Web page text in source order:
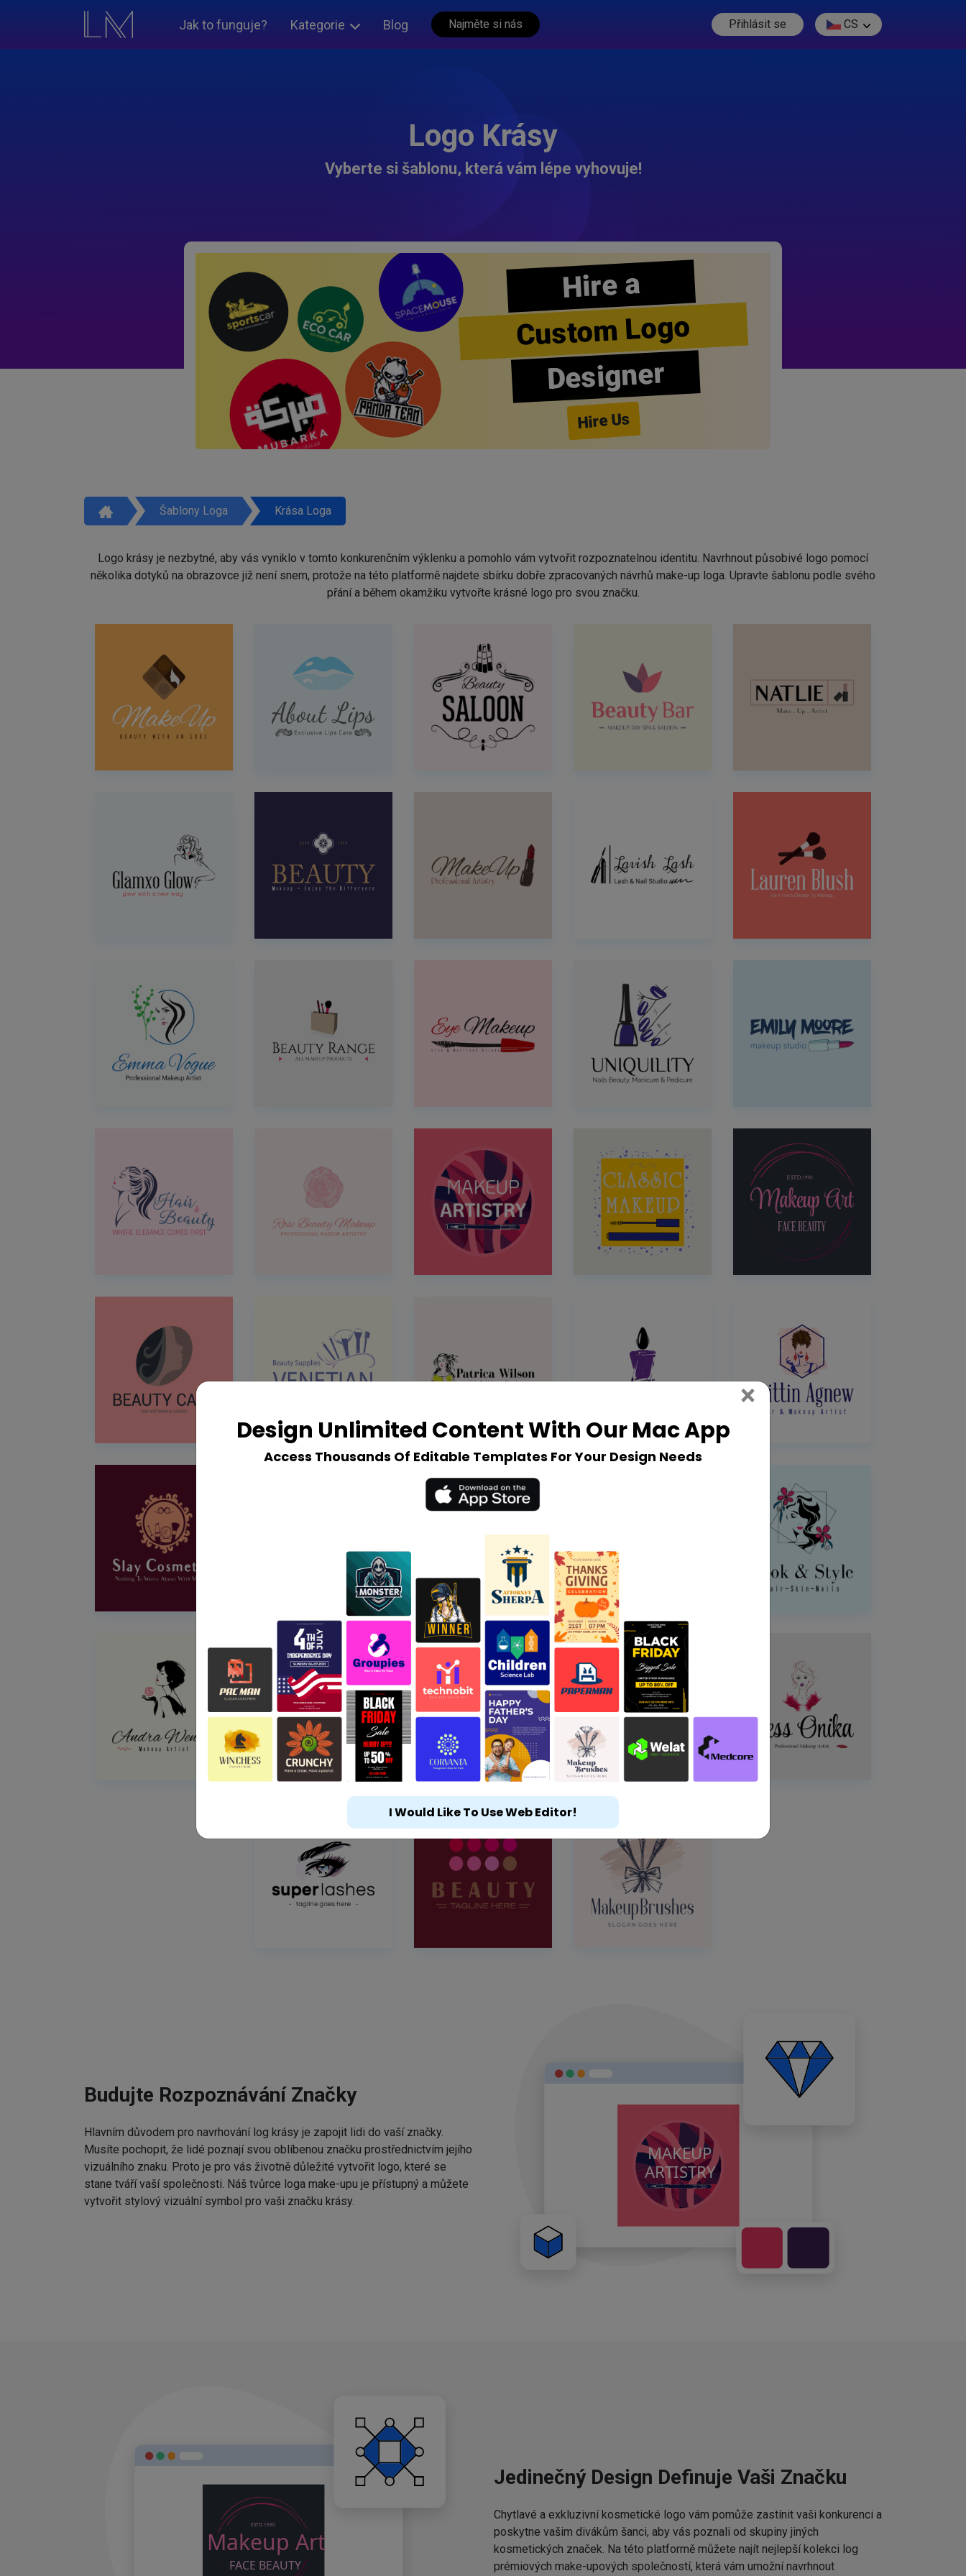
Jak to funguje? Kategorie Blog Najměte si nás Přihlásit se CS
Logo Krásy
Vyberte si šablonu, která vám lépe vyhovuje!
Hire a
Custom Logo
Designer
Hire Us
Šablony Loga Krása Loga
Logo krásy je nezbytné, aby vás vyniklo v tomto konkurenčním výklenku a pomohlo vám vytvořit rozpoznatelnou identitu. Navrhnout působivé logo pomocí
několika dotyků na obrazovce již není snem, protože na této platformě najdete sbírku dobře zpracovaných návrhů make-up loga. Upravte šablonu podle svého
přání a během okamžiku vytvořte krásné logo pro svou značku.
Budujte Rozpoznávání Značky
Hlavním důvodem pro navrhování log krásy je zapojit lidi do vaší značky.
Musíte pochopit, že lidé poznají svou oblíbenou značku prostřednictvím jejího
vizuálního znaku. Proto je pro vás životně důležité vytvořit logo, které se
stane tváří vaší společnosti. Náš tvůrce loga make-upu je přístupný a můžete
vytvořit stylový vizuální symbol pro vaši značku krásy.
Jedinečný Design Definuje Vaši Značku
Chytlavé a exkluzivní kosmetické logo vám pomůže zastínit vaši konkurenci a
poskytne vašim divákům šanci, aby vás poznali od skupiny jiných
kosmetických značek. Na této platformě můžete najít nejlepší kolekci log
prémiových make-upových společností, která vám umožní navrhnout
Design Unlimited Content With Our Mac App
Access Thousands Of Editable Templates For Your Design Needs
× Close
I Would Like To Use Web Editor!